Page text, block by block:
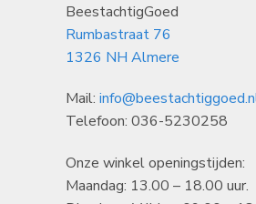
BeestachtigGoed
Rumbastraat 76
1326 NH Almere
Mail:
Telefoon: 036-5230258
Onze winkel openingstijden:
Maandag: 13.00 – 18.00 uur.